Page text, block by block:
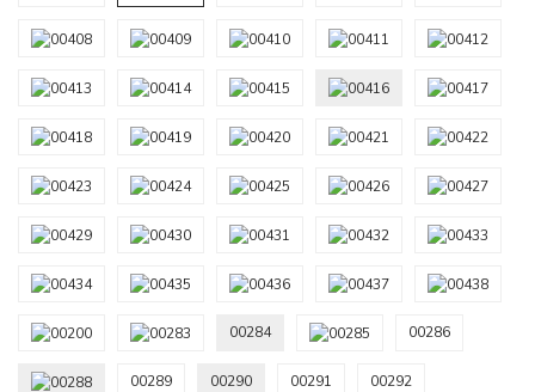
00284 00286
00289 00290 00291 00292